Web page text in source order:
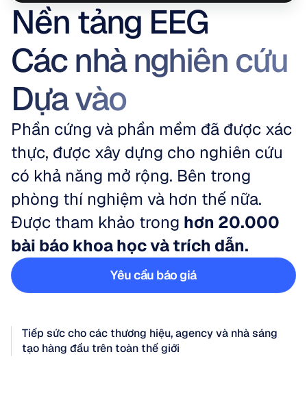
Nền tảng EEG
Các nhà nghiên cứu
Dựa vào
Phần cứng và phần mềm đã được xác
thực, được xây dựng cho nghiên cứu
có khả năng mở rộng. Bên trong
phòng thí nghiệm và hơn thế nữa.
Được tham khảo trong hơn 20.000
bài báo khoa học và trích dẫn.
Yêu cầu báo giá
Yêu cầu báo giá
Tiếp sức cho các thương hiệu, agency và nhà sáng
tạo hàng đầu trên toàn thế giới